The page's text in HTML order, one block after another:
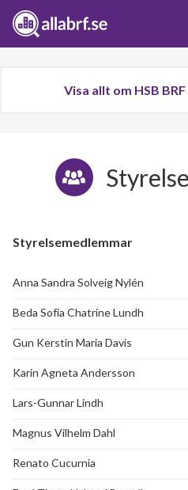
Visa allt om HSB
Styrelsemedlemmar
Anna Sandra Solveig Nylén
Beda Sofia Chatrine Lundh
Gun Kerstin Maria Davis
Karin Agneta Andersson
Lars-Gunnar Lindh
Magnus Vilhelm Dahl
Renato Cucurnia